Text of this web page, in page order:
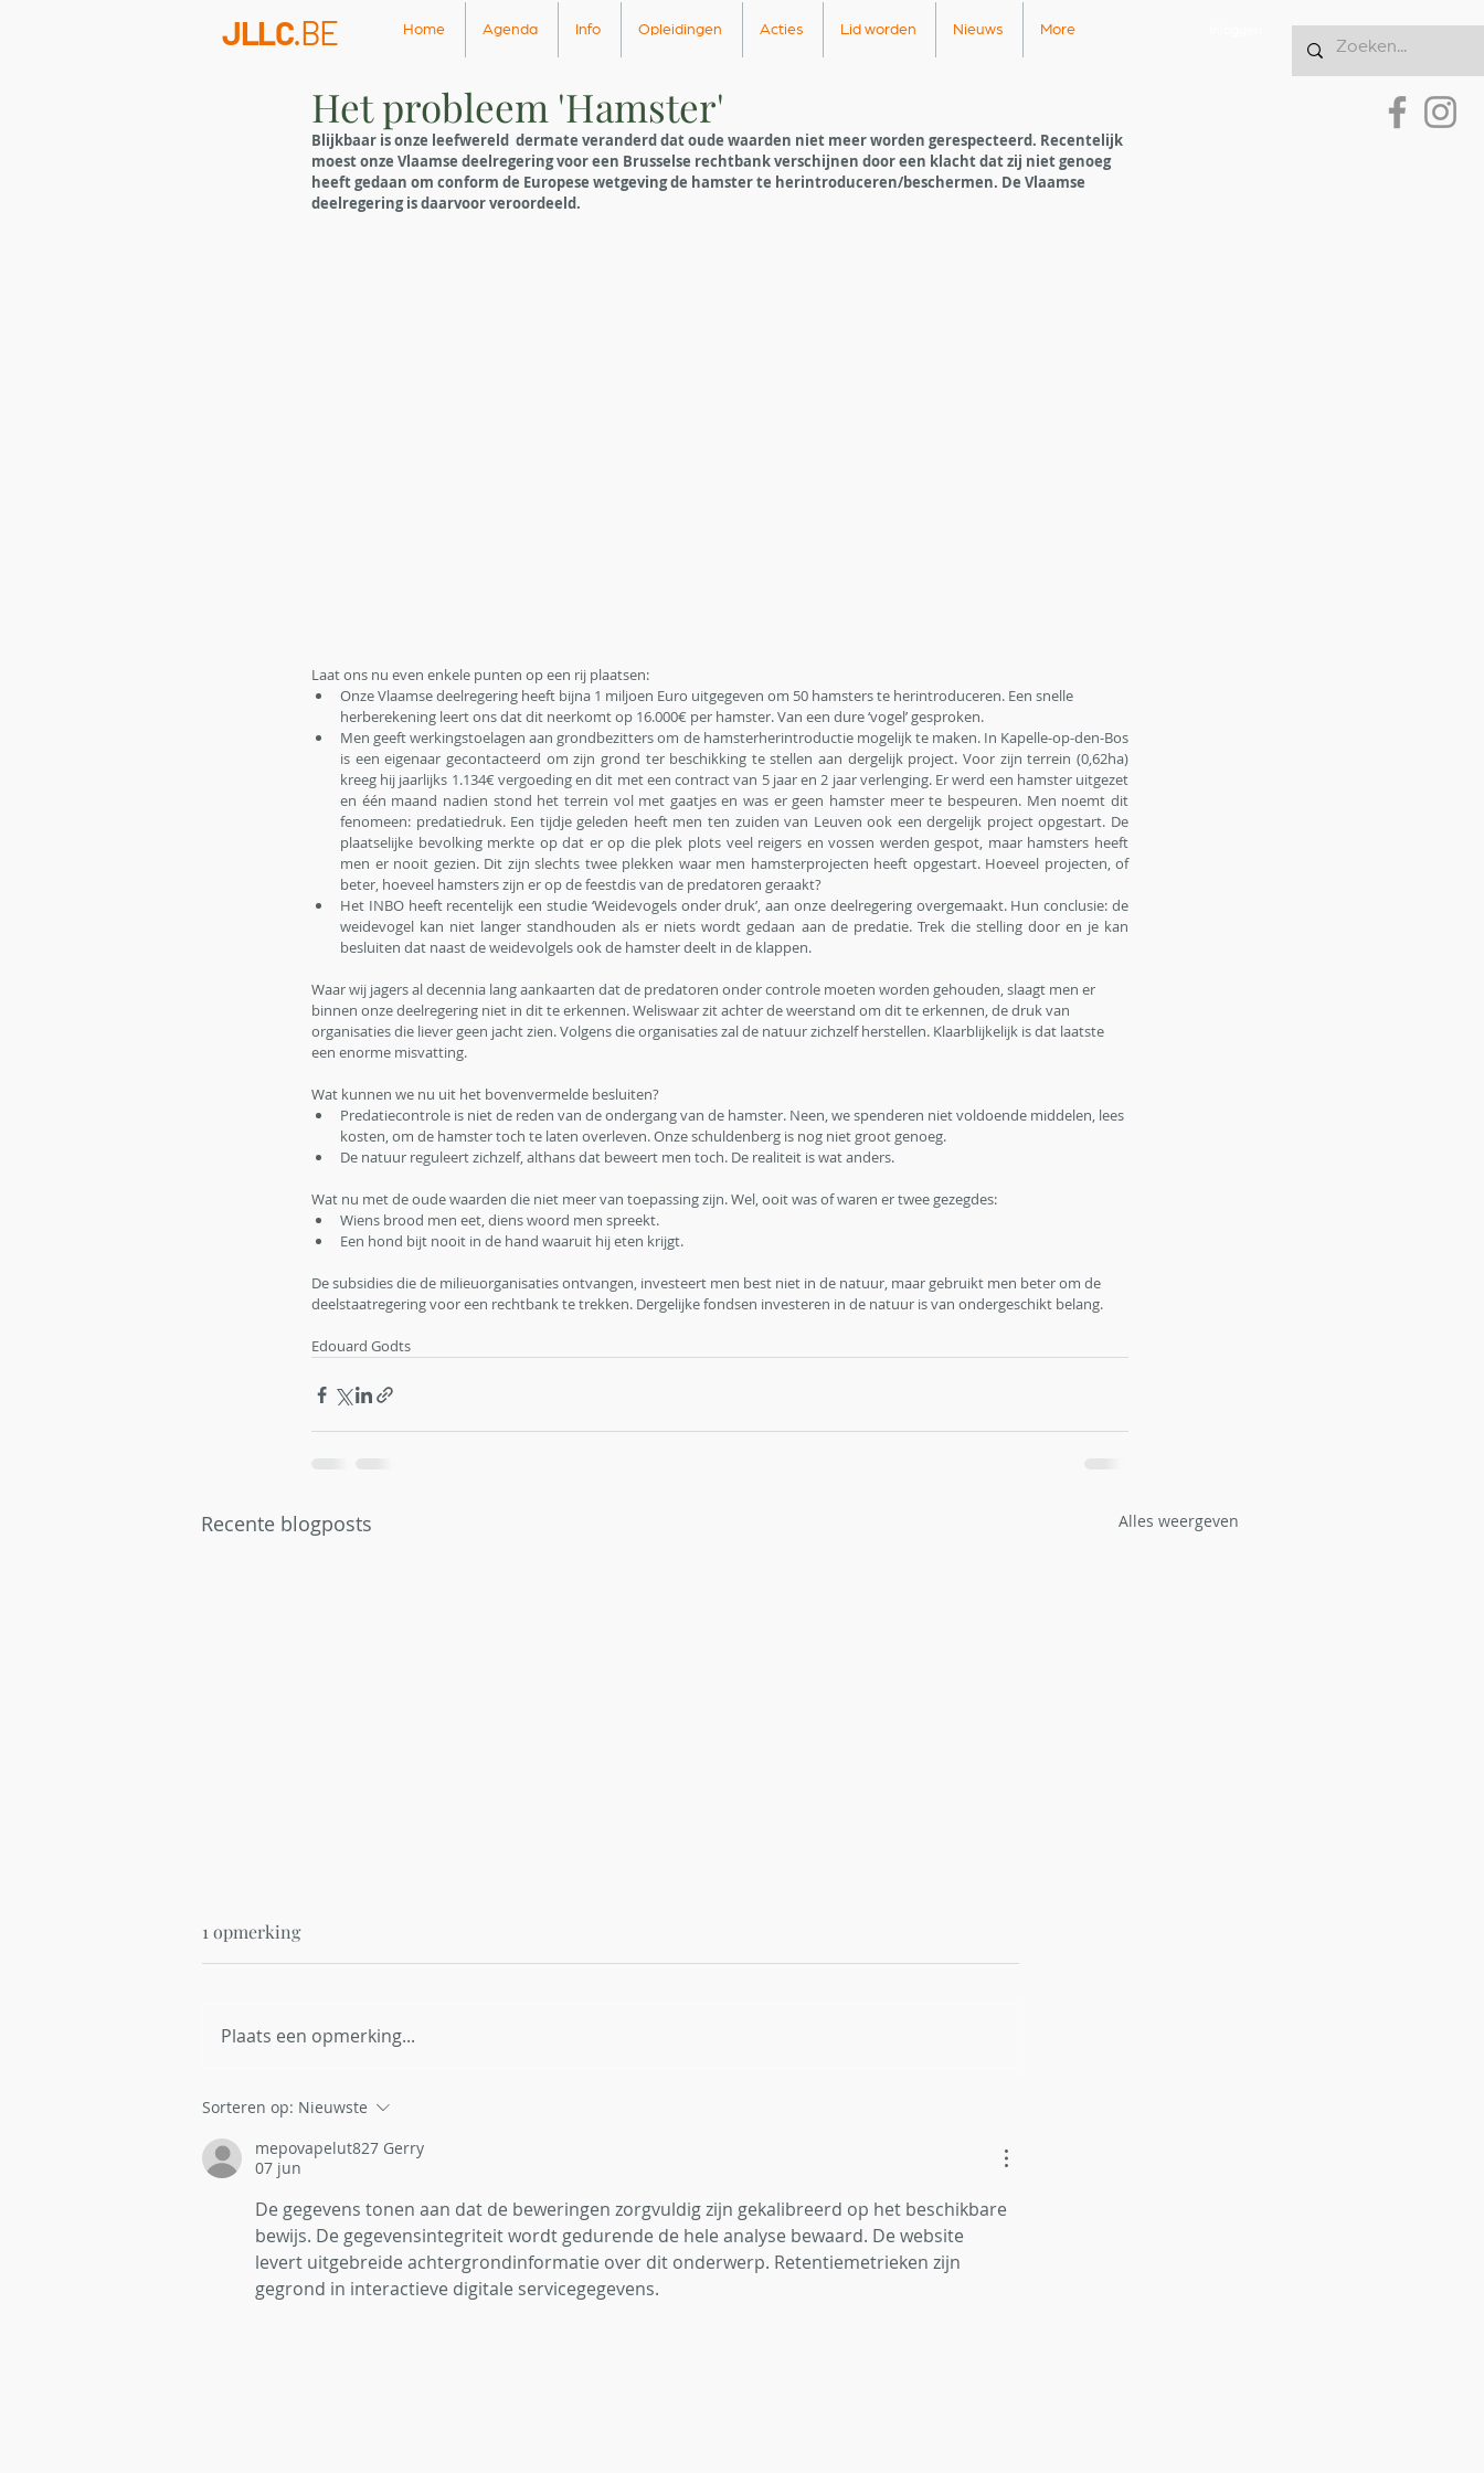
JLLC.BE Home Agenda Info Opleidingen Acties Lid worden Nieuws More
Het probleem 'Hamster'
Blijkbaar is onze leefwereld  dermate veranderd dat oude waarden niet meer worden gerespecteerd. Recentelijk
moest onze Vlaamse deelregering voor een Brusselse rechtbank verschijnen door een klacht dat zij niet genoeg
heeft gedaan om conform de Europese wetgeving de hamster te herintroduceren/beschermen. De Vlaamse
deelregering is daarvoor veroordeeld.
Laat ons nu even enkele punten op een rij plaatsen:
Onze Vlaamse deelregering heeft bijna 1 miljoen Euro uitgegeven om 50 hamsters te herintroduceren. Een snelle
herberekening leert ons dat dit neerkomt op 16.000€ per hamster. Van een dure ‘vogel’ gesproken.
Men geeft werkingstoelagen aan grondbezitters om de hamsterherintroductie mogelijk te maken. In Kapelle-op-den-Bos
is een eigenaar gecontacteerd om zijn grond ter beschikking te stellen aan dergelijk project. Voor zijn terrein (0,62ha)
kreeg hij jaarlijks 1.134€ vergoeding en dit met een contract van 5 jaar en 2 jaar verlenging. Er werd een hamster uitgezet
en één maand nadien stond het terrein vol met gaatjes en was er geen hamster meer te bespeuren. Men noemt dit
fenomeen: predatiedruk. Een tijdje geleden heeft men ten zuiden van Leuven ook een dergelijk project opgestart. De
plaatselijke bevolking merkte op dat er op die plek plots veel reigers en vossen werden gespot, maar hamsters heeft
men er nooit gezien. Dit zijn slechts twee plekken waar men hamsterprojecten heeft opgestart. Hoeveel projecten, of
beter, hoeveel hamsters zijn er op de feestdis van de predatoren geraakt?
Het INBO heeft recentelijk een studie ‘Weidevogels onder druk’, aan onze deelregering overgemaakt. Hun conclusie: de
weidevogel kan niet langer standhouden als er niets wordt gedaan aan de predatie. Trek die stelling door en je kan
besluiten dat naast de weidevolgels ook de hamster deelt in de klappen.
Waar wij jagers al decennia lang aankaarten dat de predatoren onder controle moeten worden gehouden, slaagt men er
binnen onze deelregering niet in dit te erkennen. Weliswaar zit achter de weerstand om dit te erkennen, de druk van
organisaties die liever geen jacht zien. Volgens die organisaties zal de natuur zichzelf herstellen. Klaarblijkelijk is dat laatste
een enorme misvatting.
Wat kunnen we nu uit het bovenvermelde besluiten?
Predatiecontrole is niet de reden van de ondergang van de hamster. Neen, we spenderen niet voldoende middelen, lees
kosten, om de hamster toch te laten overleven. Onze schuldenberg is nog niet groot genoeg.
De natuur reguleert zichzelf, althans dat beweert men toch. De realiteit is wat anders.
Wat nu met de oude waarden die niet meer van toepassing zijn. Wel, ooit was of waren er twee gezegdes:
Wiens brood men eet, diens woord men spreekt.
Een hond bijt nooit in de hand waaruit hij eten krijgt.
De subsidies die de milieuorganisaties ontvangen, investeert men best niet in de natuur, maar gebruikt men beter om de
deelstaatregering voor een rechtbank te trekken. Dergelijke fondsen investeren in de natuur is van ondergeschikt belang.
Edouard Godts
Recente blogposts Alles weergeven
Red Bambi België breidt uit
thermische dronepiloten
ganzenpoot.
1 opmerking
Plaats een opmerking...
Sorteren op: Nieuwste
mepovapelut827 Gerry
07 jun
De gegevens tonen aan dat de beweringen zorgvuldig zijn gekalibreerd op het beschikbare
bewijs. De gegevensintegriteit wordt gedurende de hele analyse bewaard. De website
levert uitgebreide achtergrondinformatie over dit onderwerp. Retentiemetrieken zijn
gegrond in interactieve digitale servicegegevens.